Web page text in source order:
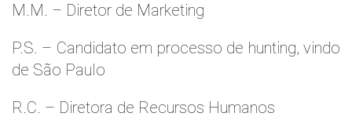
M.M. – Diretor de Marketing
P.S. – Candidato em processo de hunting, vindo
de São Paulo
R.C. – Diretora de Recursos Humanos